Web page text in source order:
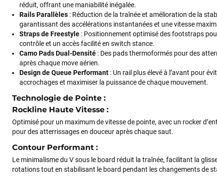
réduit, offrant une maniabilité inégalée.
Rails Parallèles : Réduction de la traînée et amélioration de la
garantissant des accélérations instantanées et une vitesse
Straps de Freestyle : Positionnement optimisé des footstraps
contrôle et un accès facilité en switch stance.
Camo Pads Dual-Densité : Des pads thermoformés pour des
après chaque move aérien.
Design de Queue Performant : Un rail plus élevé à l’avant pour
accrochages et maximiser la puissance de chaque mouvement.
Technologie de Pointe :
Rockline Haute Vitesse :
Optimisé pour un maximum de vitesse de pointe, avec un rocker
pour des atterrissages en douceur après chaque saut.
Contour Performant :
Le minimalisme du V sous le board réduit la traînée, facilitant la
rotations tout en stabilisant le board pendant les changements de